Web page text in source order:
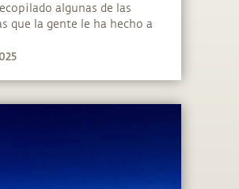
algunas de las
que la gente le ha hecho a
a este tema.